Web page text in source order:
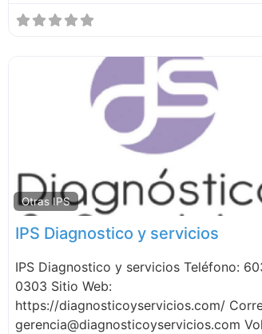
Otras IPS
IPS Diagnostico y servicios
IPS Diagnostico y servicios Teléfono:
0303 Sitio Web:
https://diagnosticoyservicios.com/
gerencia@diagnosticoyservicios.com